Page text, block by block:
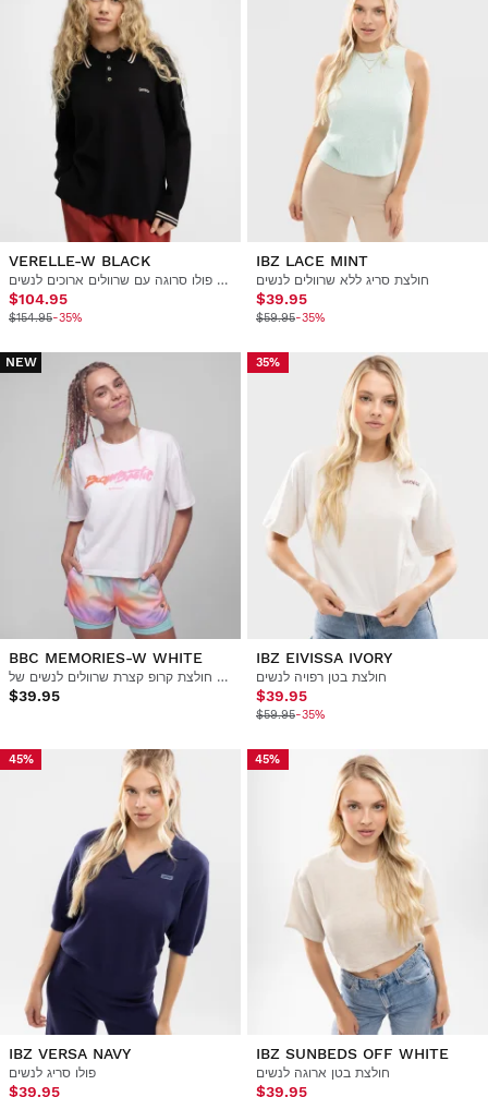
VERELLE-W BLACK
חולצת פולו סרוגה עם שרוולים ארוכים לנשים
$104.95
$154.95-35%
IBZ LACE MINT
חולצת סריג ללא שרוולים לנשים
$39.95
$59.95-35%
NEW
BBC MEMORIES-W WHITE
חולצת קרופ קצרת שרוולים לנשים של Boombastic
$39.95
35%
IBZ EIVISSA IVORY
חולצת בטן רפויה לנשים
$39.95
$59.95-35%
45%
IBZ VERSA NAVY
פולו סריג לנשים
$39.95
45%
IBZ SUNBEDS OFF WHITE
חולצת בטן ארוגה לנשים
$39.95